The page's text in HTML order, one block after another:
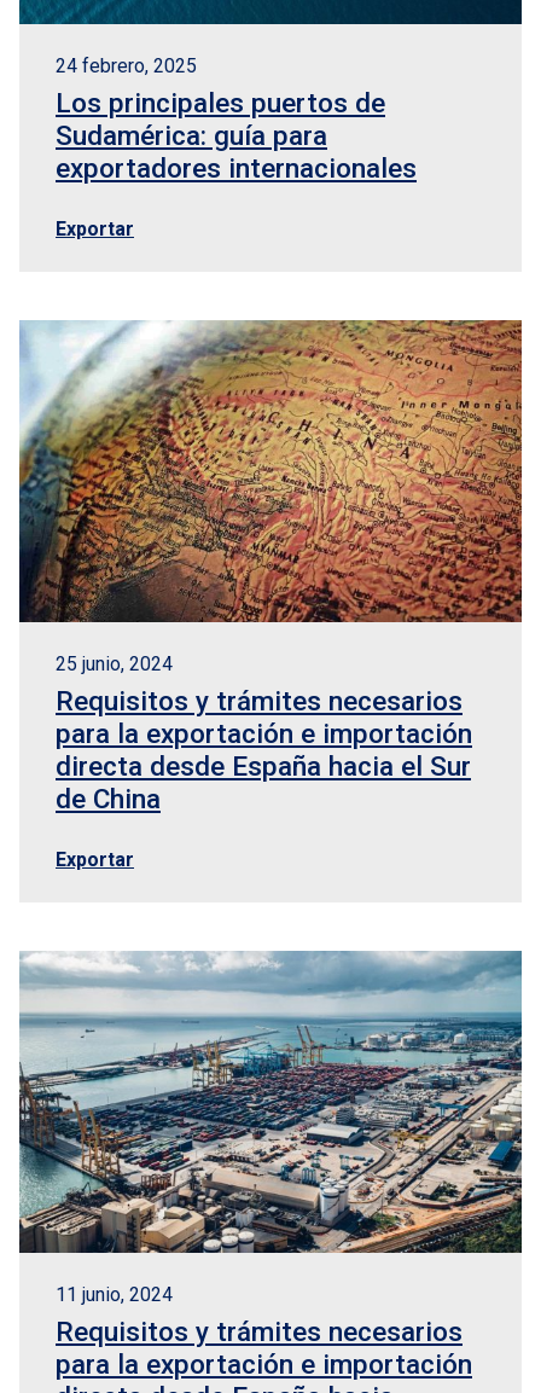
24 febrero, 2025
Los principales puertos de
Sudamérica: guía para
exportadores internacionales
Exportar
25 junio, 2024
Requisitos y trámites necesarios
para la exportación e importación
directa desde España hacia el Sur
de China
Exportar
11 junio, 2024
Requisitos y trámites necesarios
para la exportación e importación